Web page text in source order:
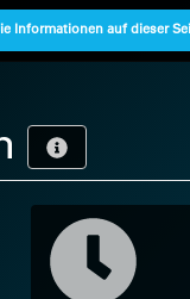
Informationen auf dieser